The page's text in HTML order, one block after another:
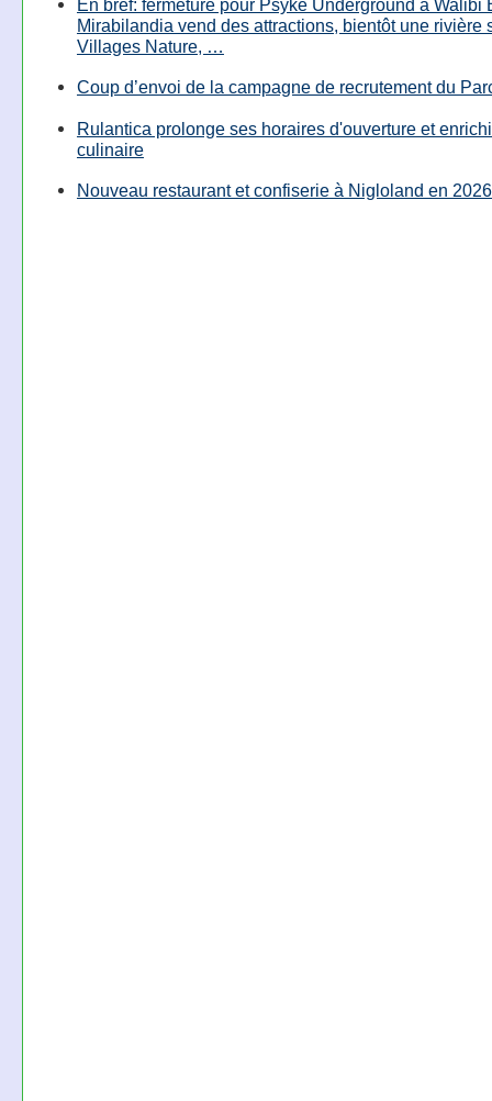
En bref: fermeture pour Psyké Underground à Walibi
Mirabilandia vend des attractions, bientôt une rivière
Villages Nature, …
Coup d’envoi de la campagne de recrutement du
Rulantica prolonge ses horaires d'ouverture et
culinaire
Nouveau restaurant et confiserie à Nigloland en 2026